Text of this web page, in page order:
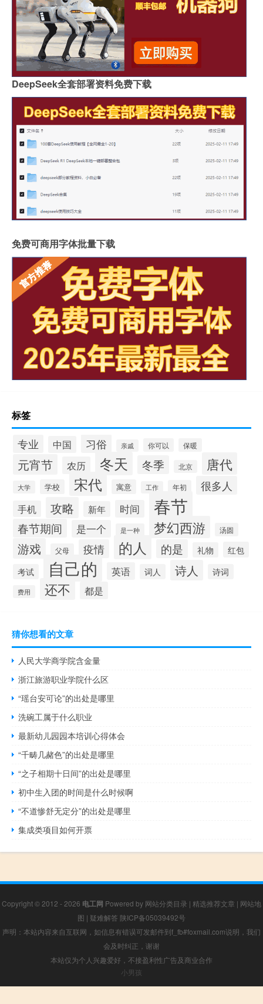
DeepSeek全套部署资料免费下载
免费可商用字体批量下载
标签
专业 中国 习俗 亲戚 你可以 保暖
元宵节 农历 冬天 冬季 北京 唐代
大学 学校 宋代 寓意 工作 年初 很多人
手机 攻略 新年 时间 春节
春节期间 是一个 是一种 梦幻西游 汤圆
游戏 父母 疫情 的人 的是 礼物 红包
考试 自己的 英语 词人 诗人 诗词
费用 还不 都是
猜你想看的文章
人民大学商学院含金量
浙江旅游职业学院什么区
“瑶台安可论”的出处是哪里
洗碗工属于什么职业
最新幼儿园园本培训心得体会
“千畴几赭色”的出处是哪里
“之子相期十日间”的出处是哪里
初中生入团的时间是什么时候啊
“不道惨舒无定分”的出处是哪里
集成类项目如何开票
Copyright © 2012 - 2026 电工网 Powered by 网站分类目录 | 精选推荐文章 | 网站地
图 | 疑难解答 陕ICP备05039492号
声明：本站内容来自互联网，如信息有错误可发邮件到f_fb#foxmail.com说明，我们
会及时纠正，谢谢
本站仅为个人兴趣爱好，不接盈利性广告及商业合作
小男孩